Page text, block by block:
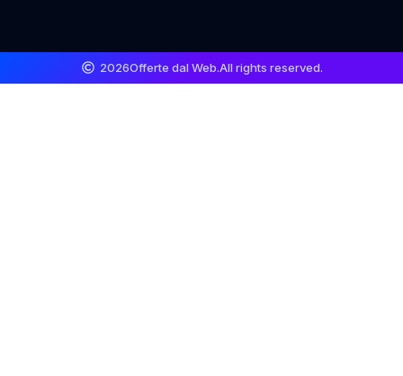
2026Offerte dal Web.All rights reserved.